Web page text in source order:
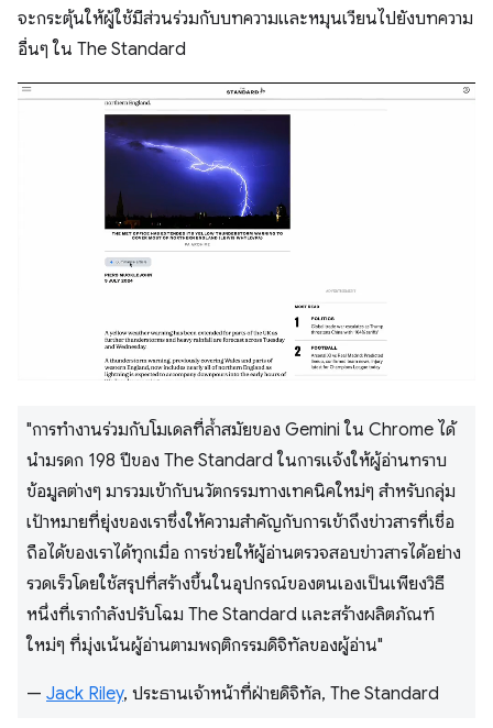
จะกระตุ้นให้ผู้ใช้มีส่วนร่วมกับบทความและหมุนเวียนไปยังบทความ
อื่นๆ ใน The Standard
"การทำงานร่วมกับโมเดลที่ล้ำสมัยของ Gemini ใน Chrome ได้
นำมรดก 198 ปีของ The Standard ในการแจ้งให้ผู้อ่านทราบ
ข้อมูลต่างๆ มารวมเข้ากับนวัตกรรมทางเทคนิคใหม่ๆ สำหรับกลุ่ม
เป้าหมายที่ยุ่งของเราซึ่งให้ความสำคัญกับการเข้าถึงข่าวสารที่เชื่อ
ถือได้ของเราได้ทุกเมื่อ การช่วยให้ผู้อ่านตรวจสอบข่าวสารได้อย่าง
รวดเร็วโดยใช้สรุปที่สร้างขึ้นในอุปกรณ์ของตนเองเป็นเพียงวิธี
หนึ่งที่เรากำลังปรับโฉม The Standard และสร้างผลิตภัณฑ์
ใหม่ๆ ที่มุ่งเน้นผู้อ่านตามพฤติกรรมดิจิทัลของผู้อ่าน"
— Jack Riley, ประธานเจ้าหน้าที่ฝ่ายดิจิทัล, The Standard